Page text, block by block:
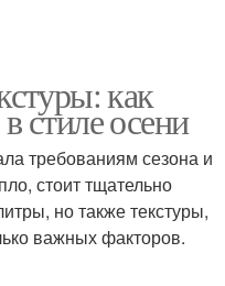
как
стиле осени
требованиям сезона и
стоит тщательно
но также текстуры,
важных факторов.